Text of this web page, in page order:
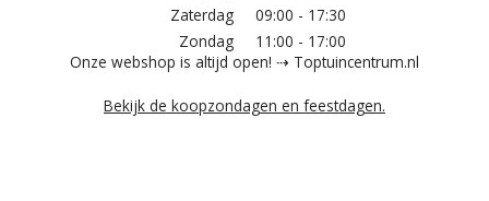
Zaterdag
09:00 - 17:30
Zondag
11:00 - 17:00
Onze webshop is altijd open! ⇢ Toptuincentrum.nl
Bekijk de koopzondagen en feestdagen.